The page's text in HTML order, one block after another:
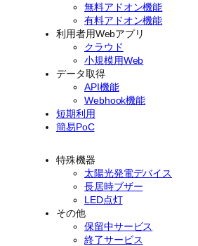
無料アドオン機能
有料アドオン機能
利用者用Webアプリ
クラウド
小規模用Web
データ取得
API機能
Webhook機能
短期利用
簡易PoC
特殊機器
太陽光発電デバイス
長居時ブザー
LED点灯
その他
保留中サービス
終了サービス